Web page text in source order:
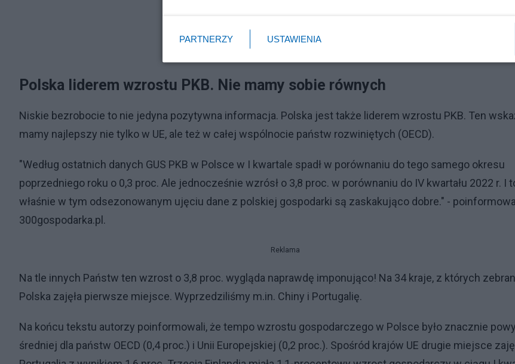
Polska liderem wzrostu PKB. Nie mamy sobie równych
Niskie bezrobocie to nie jedyna pozytywna informacja. Polska jest także liderem wzrostu PKB. Ten
mamy najlepszy nie tylko w UE, ale też w całej wspólnocie państw rozwiniętych (OECD).
"Według ostatnich danych GUS PKB w Polsce w I kwartale spadł w porównaniu do tego samego okresu
poprzedniego roku o 0,3 proc. Ale jednocześnie wzrósł o 3,8 proc. w porównaniu do IV kwartału 2022 r. I
właśnie w tym odsezonowanym ujęciu dane z polskiej gospodarki są zaskakująco dobre." -
300gospodarka.pl.
Reklama
Na tle innych Państw ten wzrost o 3,8 proc. wygląda naprawdę imponująco! Na 34 kraje, z których
Polska zajęła pierwsze miejsce. Wyprzedziliśmy m.in. Chiny i Portugalię.
Na końcu tekstu autorzy poinformowali, że tempo wzrostu gospodarczego w Polsce było znacznie
średniej dla państw OECD (0,4 proc.) i Unii Europejskiej (0,2 proc.). Spośród krajów UE drugie miejsce
PARTNERZY USTAWIENIA